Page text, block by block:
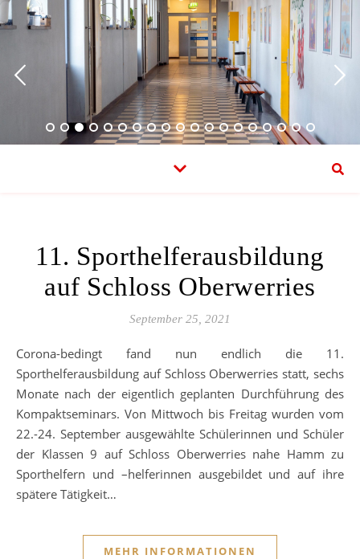
11. Sporthelferausbildung
auf Schloss Oberwerries
September 25, 2021
Corona-bedingt fand nun endlich die 11.
Sporthelferausbildung auf Schloss Oberwerries statt, sechs
Monate nach der eigentlich geplanten Durchführung des
Kompaktseminars. Von Mittwoch bis Freitag wurden vom
22.-24. September ausgewählte Schülerinnen und Schüler
der Klassen 9 auf Schloss Oberwerries nahe Hamm zu
Sporthelfern und –helferinnen ausgebildet und auf ihre
spätere Tätigkeit…
MEHR INFORMATIONEN